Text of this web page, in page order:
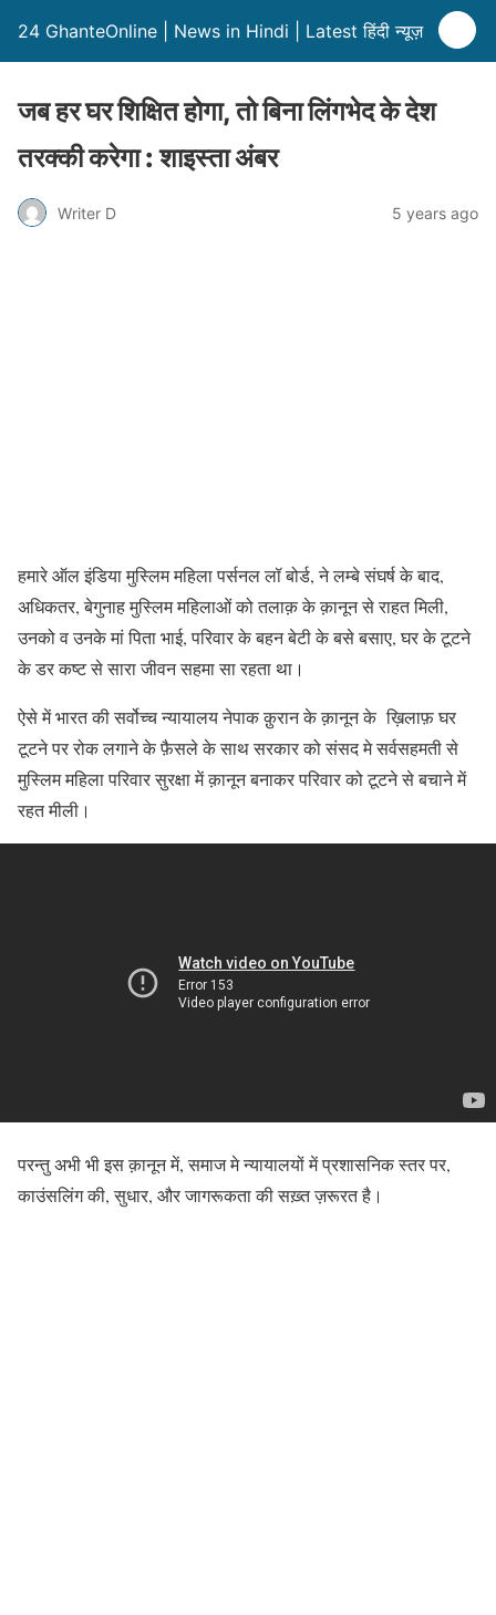
24 GhanteOnline | News in Hindi | Latest हिंदी न्यूज़
जब हर घर शिक्षित होगा, तो बिना लिंगभेद के देश
तरक्की करेगा : शाइस्ता अंबर
Writer D 5 years ago
हमारे ऑल इंडिया मुस्लिम महिला पर्सनल लॉ बोर्ड, ने लम्बे संघर्ष के बाद,
अधिकतर, बेगुनाह मुस्लिम महिलाओं को तलाक़ के क़ानून से राहत मिली,
उनको व उनके मां पिता भाई, परिवार के बहन बेटी के बसे बसाए, घर के टूटने
के डर कष्ट से सारा जीवन सहमा सा रहता था।
ऐसे में भारत की सर्वोच्च न्यायालय नेपाक क़ुरान के क़ानून के ख़िलाफ़ घर
टूटने पर रोक लगाने के फ़ैसले के साथ सरकार को संसद मे सर्वसहमती से
मुस्लिम महिला परिवार सुरक्षा में क़ानून बनाकर परिवार को टूटने से बचाने में
रहत मीली।
परन्तु अभी भी इस क़ानून में, समाज मे न्यायालयों में प्रशासनिक स्तर पर,
काउंसलिंग की, सुधार, और जागरूकता की सख़्त ज़रूरत है।